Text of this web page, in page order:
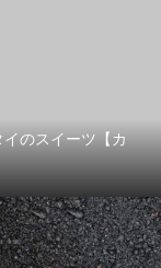
のスイーツ【カ